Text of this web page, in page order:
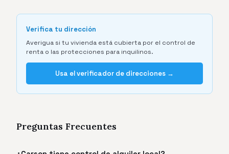
Verifica tu dirección
Averigua si tu vivienda está cubierta por el control de
renta o las protecciones para inquilinos.
Usa el verificador de direcciones →
Preguntas Frecuentes